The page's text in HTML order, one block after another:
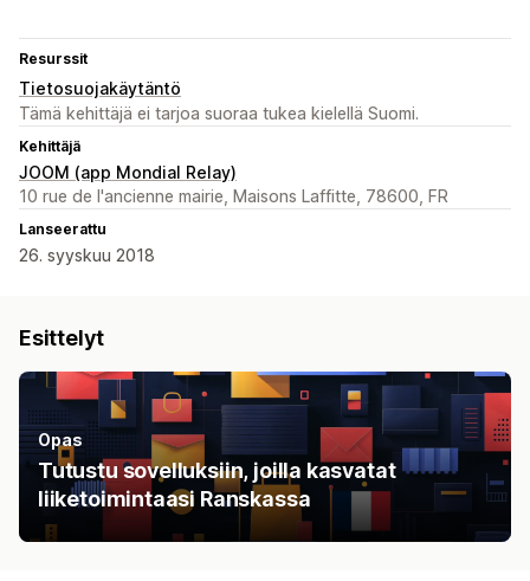
Resurssit
Tietosuojakäytäntö
Tämä kehittäjä ei tarjoa suoraa tukea kielellä Suomi.
Kehittäjä
JOOM (app Mondial Relay)
10 rue de l'ancienne mairie, Maisons Laffitte, 78600, FR
Lanseerattu
26. syyskuu 2018
Esittelyt
Opas
Tutustu sovelluksiin, joilla kasvatat
liiketoimintaasi Ranskassa